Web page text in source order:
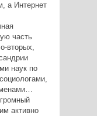
а Интернет
часть
вторых,
наук по
активно